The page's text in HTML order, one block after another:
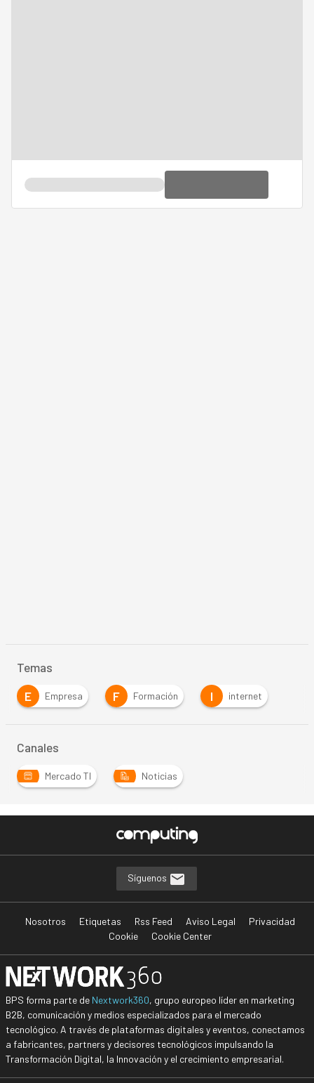
Temas
E
Empresa F Formación I internet
Canales
Mercado TI Noticias
Síguenos
Nosotros Etiquetas Rss Feed Aviso Legal
Privacidad
Cookie
Cookie Center
BPS forma parte de Nextwork360, grupo europeo líder en marketing
B2B, comunicación y medios especializados para el mercado
tecnológico. A través de plataformas digitales y eventos, conectamos
a fabricantes, partners y decisores tecnológicos impulsando la
Transformación Digital, la Innovación y el crecimiento empresarial.